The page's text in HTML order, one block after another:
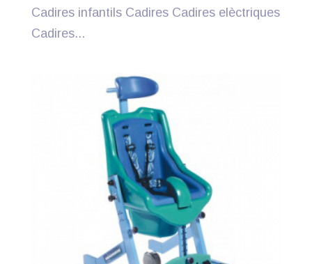
Cadires infantils Cadires Cadires elèctriques
Cadires...